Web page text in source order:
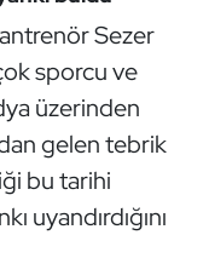
Sezer
sporcu ve
üzerinden
gelen tebrik
bu tarihi
uyandırdığını